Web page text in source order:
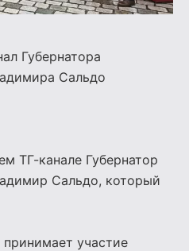
Губернатора
Сальдо
ТГ-канале Губернатор
Сальдо, который
участие